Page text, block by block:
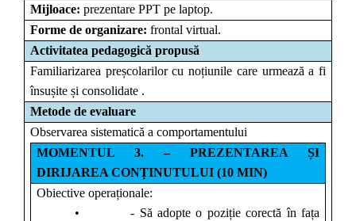
Mijloace: prezentare PPT pe laptop.
Forme de organizare: frontal virtual.
Activitatea pedagogică propusă
Familiarizarea preșcolarilor cu noțiunile care urmează a fi
însușite și consolidate .
Metode de evaluare
Observarea sistematică a comportamentului
MOMENTUL 3. – PREZENTAREA ȘI
DIRIJAREA CONȚINUTULUI (10 MIN)
Obiective operaționale:
• - Să adopte o poziție corectă în fața